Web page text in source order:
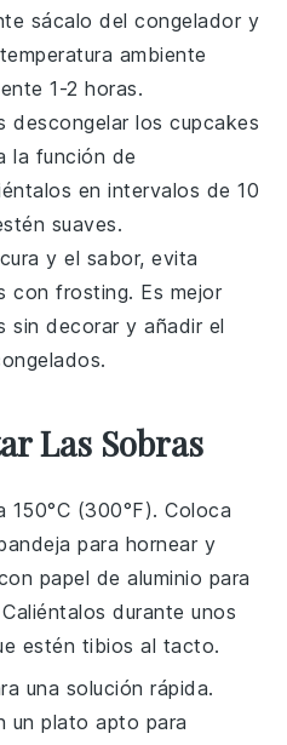
sácalo del congelador y
ambiente
1-2 horas.
descongelar loscupcakes
la función de
en intervalos de 10
suaves.
y el sabor, evita
confrosting. Es mejor
sin decorar y añadir el
Las Sobras
150°C (300°F). Coloca
para hornear y
papel de aluminio para
durante unos
estén tibios al tacto.
una solución rápida.
un plato apto para